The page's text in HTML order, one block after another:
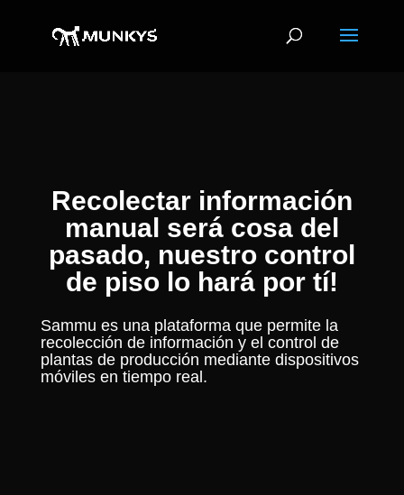
Recolectar información
manual será cosa del
pasado, nuestro control
de piso lo hará por tí!
Sammu es una plataforma que permite la
recolección de información y el control de
plantas de producción mediante dispositivos
móviles en tiempo real.